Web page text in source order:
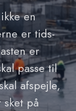
en
er tids-
er
passe til
afspejle,
på